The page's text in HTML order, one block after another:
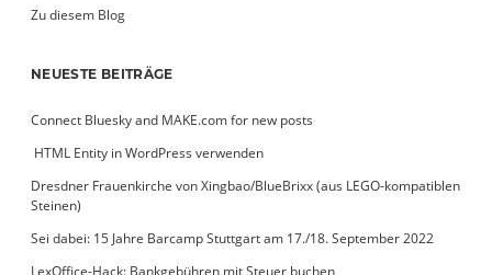
Zu diesem Blog
NEUESTE BEITRÄGE
Connect Bluesky and MAKE.com for new posts
­ HTML Entity in WordPress verwenden
Dresdner Frauenkirche von Xingbao/BlueBrixx (aus LEGO-kompatiblen
Steinen)
Sei dabei: 15 Jahre Barcamp Stuttgart am 17./18. September 2022